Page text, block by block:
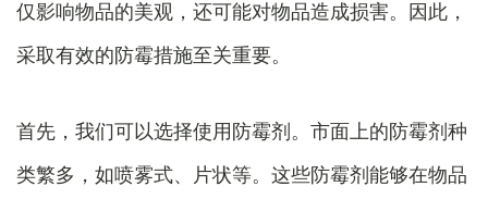
仅影响物品的美观，还可能对物品造成损害。因此，
采取有效的防霉措施至关重要。
首先，我们可以选择使用防霉剂。市面上的防霉剂种
类繁多，如喷雾式、片状等。这些防霉剂能够在物品